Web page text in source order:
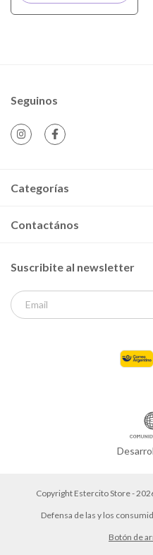
Seguinos
Categorías
Contactános
Suscribite al newsletter
Copyright Estercito Store -
Defensa de las y los
Botón de